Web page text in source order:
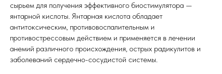
сырьем для получения эффективного биостимулятора —
янтарной кислоты. Янтарная кислота обладает
антитоксическим, противовоспалительным и
противострессовым действием и применяется в лечении
анемий различного происхождения, острых радикулитов и
заболеваний сердечно-сосудистой системы.